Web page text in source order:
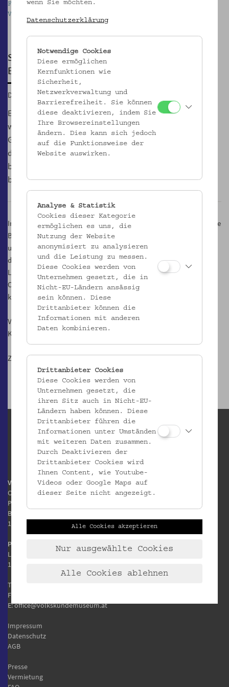
Pause
Fastentuchraum © www.hoferundhofer.at /
Volkskundemuseum Wien
SALON BILDUNG
Edition #2 Vision
Di, 26.11.2019, 19:00
Es geht um gesellschaftliche Veränderung. Doch wie stellen
wir uns diese vor? Wie kommt es dazu und wer trägt sie? Zu
Gast ist María Do Mar Castro Varela. Gemeinsam gehen wir
der Frage nach, warum wir Utopien und Phantasie
brauchen und wie wir damit der Kälte des Pragmatismus
bestehender Bildungskonzepte trotzen lernen.
Im Salon Bildung kommen wir miteinander über kritische politische
Bildung ins Gespräch. Es geht uns um Theorien und um Aktivismus
und Utopien gleichermaßen. Wir brauchen sie mehr denn je, um
den düsteren Zeiten etwas entgegen setzen zu können. Du bist
Lehrende, Lehrer*in, Basisbildner*in, Erwachsenenbildner*in oder
Organizer*in? Du bist interessiert an politischer Bildung? Dann
komm vorbei und bring dich ein!
Veranstaltet von „Forschung und Bildung in Bewegung“ in
Kooperation mit der Rosa-Luxemburg-Stiftung Brüssel.
Zu Salon Bildung
Volkskundemuseum Wien
Otto Wagner Areal
Pavillon 1
Baumgartner Höhe 1
1140 Wien
Postanschrift:
Laudongasse 15-19
1080 Wien
T:
F: +43 1 406 89 05.88
E:office@volkskundemuseum.at
Impressum
Datenschutz
AGB
Presse
Vermietung
wenn Sie möchten.
Datenschutzerklärung
Notwendige Cookies
Diese ermöglichen
Kernfunktionen wie
Sicherheit,
Netzwerkverwaltung und
Barrierefreiheit. Sie können
diese deaktivieren, indem Sie
Ihre Browsereinstellungen
ändern. Dies kann sich jedoch
auf die Funktionsweise der
Website auswirken.
Analyse & Statistik
Cookies dieser Kategorie
ermöglichen es uns, die
Nutzung der Website
anonymisiert zu analysieren
und die Leistung zu messen.
Diese Cookies werden von
Unternehmen gesetzt, die in
Nicht-EU-Ländern ansässig
sein können. Diese
Drittanbieter können die
Informationen mit anderen
Daten kombinieren.
Drittanbieter Cookies
Diese Cookies werden von
Unternehmen gesetzt, die
ihren Sitz auch in Nicht-EU-
Ländern haben können. Diese
Drittanbieter führen die
Informationen unter Umständen
mit weiteren Daten zusammen.
Durch Deaktivieren der
Drittanbieter Cookies wird
Ihnen Content, wie Youtube-
Videos oder Google Maps auf
dieser Seite nicht angezeigt.
Alle Cookies akzeptieren
Nur ausgewählte Cookies
Alle Cookies ablehnen